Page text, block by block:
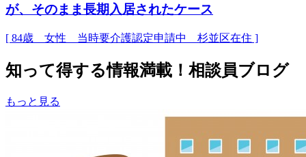
が、そのまま長期入居されたケース
[ 84歳 女性 当時要介護認定申請中 杉並区在住 ]
知って得する情報満載！相談員ブログ
もっと見る